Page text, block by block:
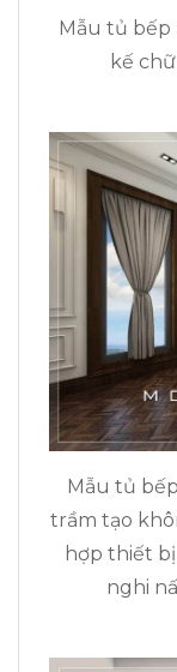
Mẫu tủ bếp
kế
Mẫu tủ
trầm tạo
hợp thiết
nghi